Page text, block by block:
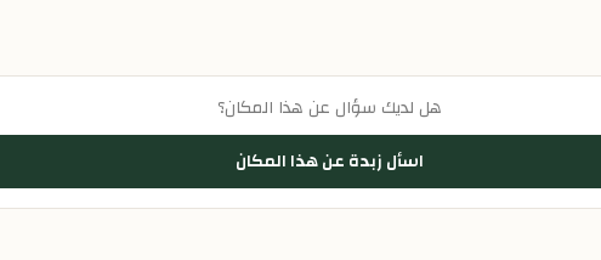
هل لديك سؤال عن هذا المكان؟
اسأل زبدة عن هذا المكان